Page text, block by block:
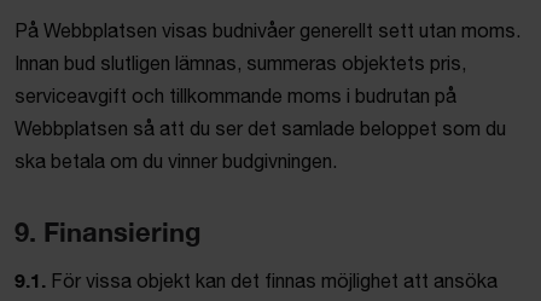
På Webbplatsen visas budnivåer generellt sett utan moms.
Innan bud slutligen lämnas, summeras objektets pris,
serviceavgift och tillkommande moms i budrutan på
Webbplatsen så att du ser det samlade beloppet som du
ska betala om du vinner budgivningen.
9. Finansiering
9.1. För vissa objekt kan det finnas möjlighet att ansöka